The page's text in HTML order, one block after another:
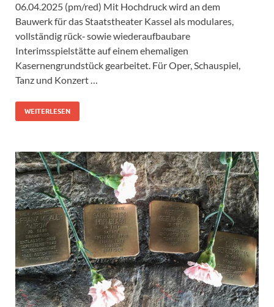
06.04.2025 (pm/red) Mit Hochdruck wird an dem
Bauwerk für das Staatstheater Kassel als modulares,
vollständig rück‐ sowie wiederaufbaubare
Interimsspielstätte auf einem ehemaligen
Kasernengrundstück gearbeitet. Für Oper, Schauspiel,
Tanz und Konzert …
WEITERLESEN